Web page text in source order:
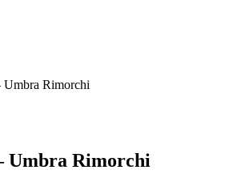
Umbra Rimorchi
Umbra Rimorchi